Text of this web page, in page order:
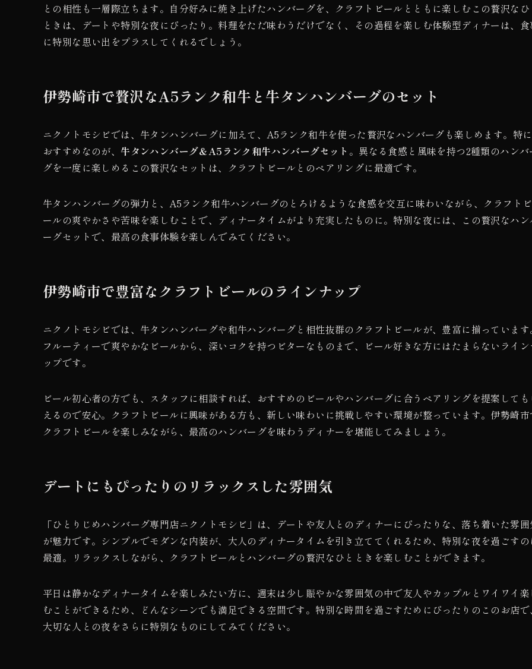
との相性も一層際立ちます。自分好みに焼き上げたハンバーグを、クラフトビールとともに楽しむこの贅沢なひ
ときは、デートや特別な夜にぴったり。料理をただ味わうだけでなく、その過程を楽しむ体験型ディナーは、食
に特別な思い出をプラスしてくれるでしょう。
伊勢崎市で贅沢なA5ランク和牛と牛タンハンバーグのセット
ニクノトモシビでは、牛タンハンバーグに加えて、A5ランク和牛を使った贅沢なハンバーグも楽しめます。特に
おすすめなのが、 牛タンハンバーグ＆A5ランク和牛ハンバーグセット 。異なる食感と風味を持つ2種類のハンバ
グを一度に楽しめるこの贅沢なセットは、クラフトビールとのペアリングに最適です。
牛タンハンバーグの弾力と、A5ランク和牛ハンバーグのとろけるような食感を交互に味わいながら、クラフトビ
ールの爽やかさや苦味を楽しむことで、ディナータイムがより充実したものに。特別な夜には、この贅沢なハン
ーグセットで、最高の食事体験を楽しんでみてください。
伊勢崎市で豊富なクラフトビールのラインナップ
ニクノトモシビでは、牛タンハンバーグや和牛ハンバーグと相性抜群のクラフトビールが、豊富に揃っています
フルーティーで爽やかなビールから、深いコクを持つビターなものまで、ビール好きな方にはたまらないライン
ップです。
ビール初心者の方でも、スタッフに相談すれば、おすすめのビールやハンバーグに合うペアリングを提案しても
えるので安心。クラフトビールに興味がある方も、新しい味わいに挑戦しやすい環境が整っています。伊勢崎市
クラフトビールを楽しみながら、最高のハンバーグを味わうディナーを堪能してみましょう。
デートにもぴったりのリラックスした雰囲気
「ひとりじめハンバーグ専門店ニクノトモシビ」は、デートや友人とのディナーにぴったりな、落ち着いた雰囲
が魅力です。シンプルでモダンな内装が、大人のディナータイムを引き立ててくれるため、特別な夜を過ごすの
最適。リラックスしながら、クラフトビールとハンバーグの贅沢なひとときを楽しむことができます。
平日は静かなディナータイムを楽しみたい方に、週末は少し賑やかな雰囲気の中で友人やカップルとワイワイ楽
むことができるため、どんなシーンでも満足できる空間です。特別な時間を過ごすためにぴったりのこのお店で、
大切な人との夜をさらに特別なものにしてみてください。